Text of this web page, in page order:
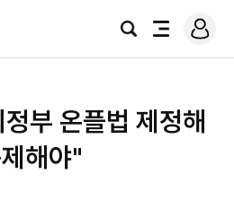
검
전
로
그
부 온플법 제정해
해야"